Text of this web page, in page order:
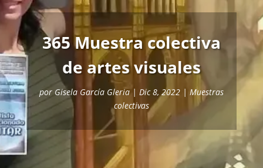
365 Muestra colectiva
de artes visuales
por Gisela García Gleria| Dic 8, 2022| Muestras
colectivas